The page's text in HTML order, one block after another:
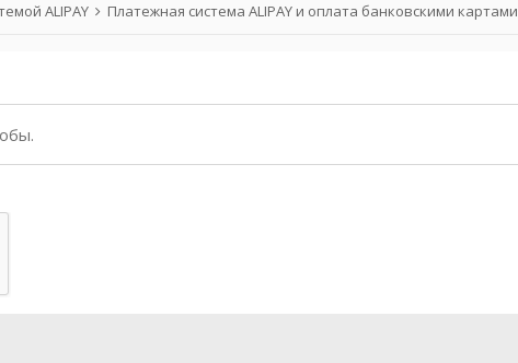
ALIPAY Платежная система ALIPAY и оплата банковскими картами